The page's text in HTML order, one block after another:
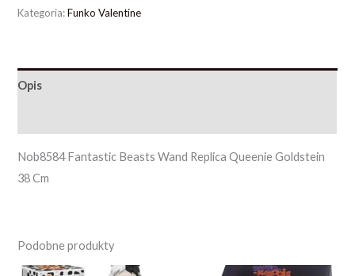
Kategoria:Funko Valentine
Opis
Nob8584 Fantastic Beasts Wand Replica Queenie Goldstein
38 Cm
Podobne produkty
PierwotnaAktualna
PierwotnaAktualna